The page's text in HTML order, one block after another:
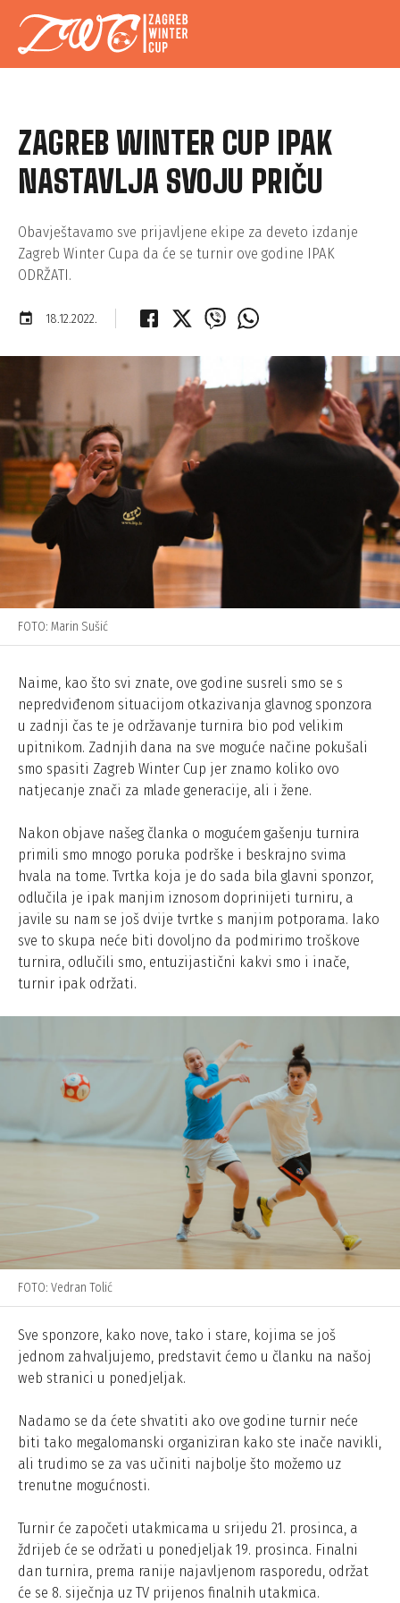
ZAGREB WINTER CUP IPAK
NASTAVLJA SVOJU PRIČU
Obavještavamo sve prijavljene ekipe za deveto izdanje
Zagreb Winter Cupa da će se turnir ove godine IPAK
ODRŽATI.
event 18.12.2022.
FOTO: Marin Sušić
Naime, kao što svi znate, ove godine susreli smo se s
nepredviđenom situacijom otkazivanja glavnog sponzora
u zadnji čas te je održavanje turnira bio pod velikim
upitnikom. Zadnjih dana na sve moguće načine pokušali
smo spasiti Zagreb Winter Cup jer znamo koliko ovo
natjecanje znači za mlade generacije, ali i žene.
Nakon objave našeg članka o mogućem gašenju turnira
primili smo mnogo poruka podrške i beskrajno svima
hvala na tome. Tvrtka koja je do sada bila glavni sponzor,
odlučila je ipak manjim iznosom doprinijeti turniru, a
javile su nam se još dvije tvrtke s manjim potporama. Iako
sve to skupa neće biti dovoljno da podmirimo troškove
turnira, odlučili smo, entuzijastični kakvi smo i inače,
turnir ipak održati.
FOTO: Vedran Tolić
Sve sponzore, kako nove, tako i stare, kojima se još
jednom zahvaljujemo, predstavit ćemo u članku na našoj
web stranici u ponedjeljak.
Nadamo se da ćete shvatiti ako ove godine turnir neće
biti tako megalomanski organiziran kako ste inače navikli,
ali trudimo se za vas učiniti najbolje što možemo uz
trenutne mogućnosti.
Turnir će započeti utakmicama u srijedu 21. prosinca, a
ždrijeb će se održati u ponedjeljak 19. prosinca. Finalni
dan turnira, prema ranije najavljenom rasporedu, održat
će se 8. siječnja uz TV prijenos finalnih utakmica.